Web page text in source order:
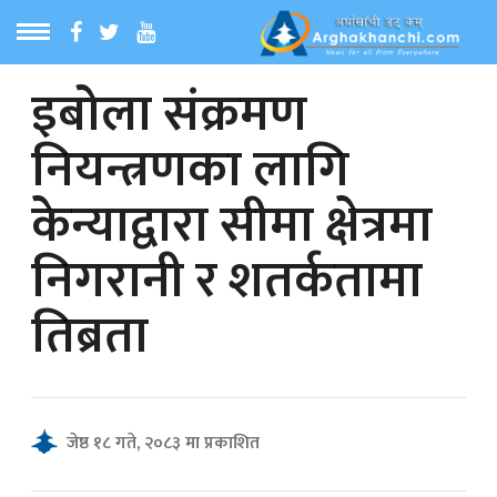
MENU
समाचार
समाचार
समाचार
इबोला संक्रमण
नियन्त्रणका लागि
केन्याद्वारा सीमा क्षेत्रमा
निगरानी र शतर्कतामा
तिब्रता
जेष्ठ १८ गते, २०८३ मा प्रकाशित